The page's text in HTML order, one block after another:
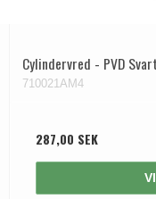
Cylindervred - PVD
710021AM4
287,00 SEK